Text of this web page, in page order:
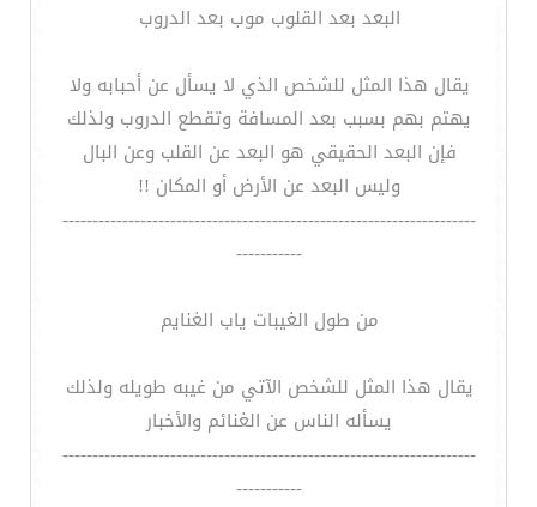
البعد بعد القلوب موب بعد الدروب
يقال هذا المثل للشخص الذي لا يسأل عن أحبابه ولا
يهتم بهم بسبب بعد المسافة وتقطع الدروب ولذلك
فإن البعد الحقيقي هو البعد عن القلب وعن البال
وليس البعد عن الأرض أو المكان !!
---------------------------------------------------------------------
-----------
من طول الغيبات ياب الغنايم
يقال هذا المثل للشخص الآتي من غيبه طويله ولذلك
يسأله الناس عن الغنائم والأخبار
---------------------------------------------------------------------
-----------